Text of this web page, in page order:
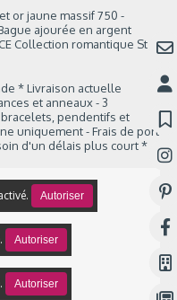
or jaune massif 750 -
ajourée en argent
Collection romantique St
* Livraison actuelle
et anneaux - 3
pendentifs et
uniquement - Frais de port
d'un délais plus court *
Autoriser
Autoriser
Autoriser